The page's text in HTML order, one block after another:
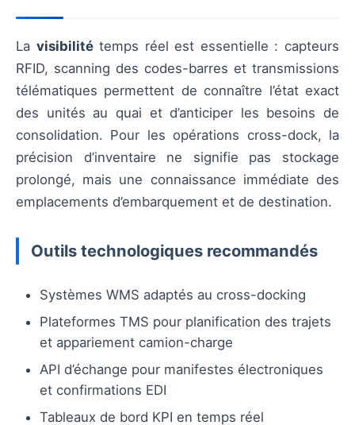
La visibilitétemps réel est essentielle : capteurs
RFID, scanning des codes-barres et transmissions
télématiques permettent de connaître l’état exact
des unités au quai et d’anticiper les besoins de
consolidation. Pour les opérations cross-dock, la
précision d’inventaire ne signifie pas stockage
prolongé, mais une connaissance immédiate des
emplacements d’embarquement et de destination.
Outils technologiques recommandés
Systèmes WMS adaptés au cross-docking
Plateformes TMS pour planification des trajets
et appariement camion-charge
API d’échange pour manifestes électroniques
et confirmations EDI
Tableaux de bord KPI en temps réel